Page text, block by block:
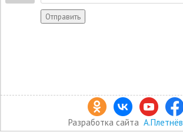
Отправить
Разработка сайта А.Плетнёв